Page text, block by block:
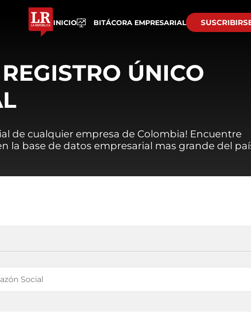
INICIO BITÁCORA EMPRESARIAL
ÚNICO
de cualquier empresa de Colombia! Encuentre
la base de datos empresarial mas grande del